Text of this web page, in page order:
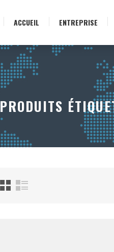
ACCUEIL ENTREPRISE
PRODUITS